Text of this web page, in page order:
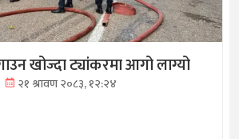
खोज्दा ट्यांकरमा आगो लाग्यो
२१ श्रावण २०८३, १२:२४